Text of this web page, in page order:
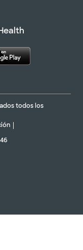
todos los